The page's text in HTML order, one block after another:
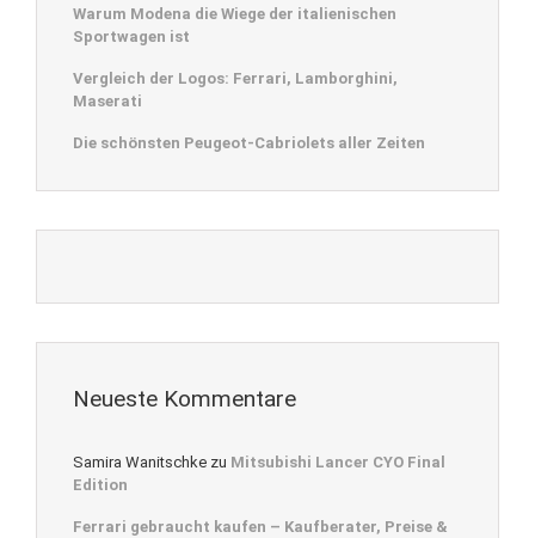
Warum Modena die Wiege der italienischen
Sportwagen ist
Vergleich der Logos: Ferrari, Lamborghini,
Maserati
Die schönsten Peugeot-Cabriolets aller Zeiten
Neueste Kommentare
Samira Wanitschke zu Mitsubishi Lancer CYO Final
Edition
Ferrari gebraucht kaufen – Kaufberater, Preise &